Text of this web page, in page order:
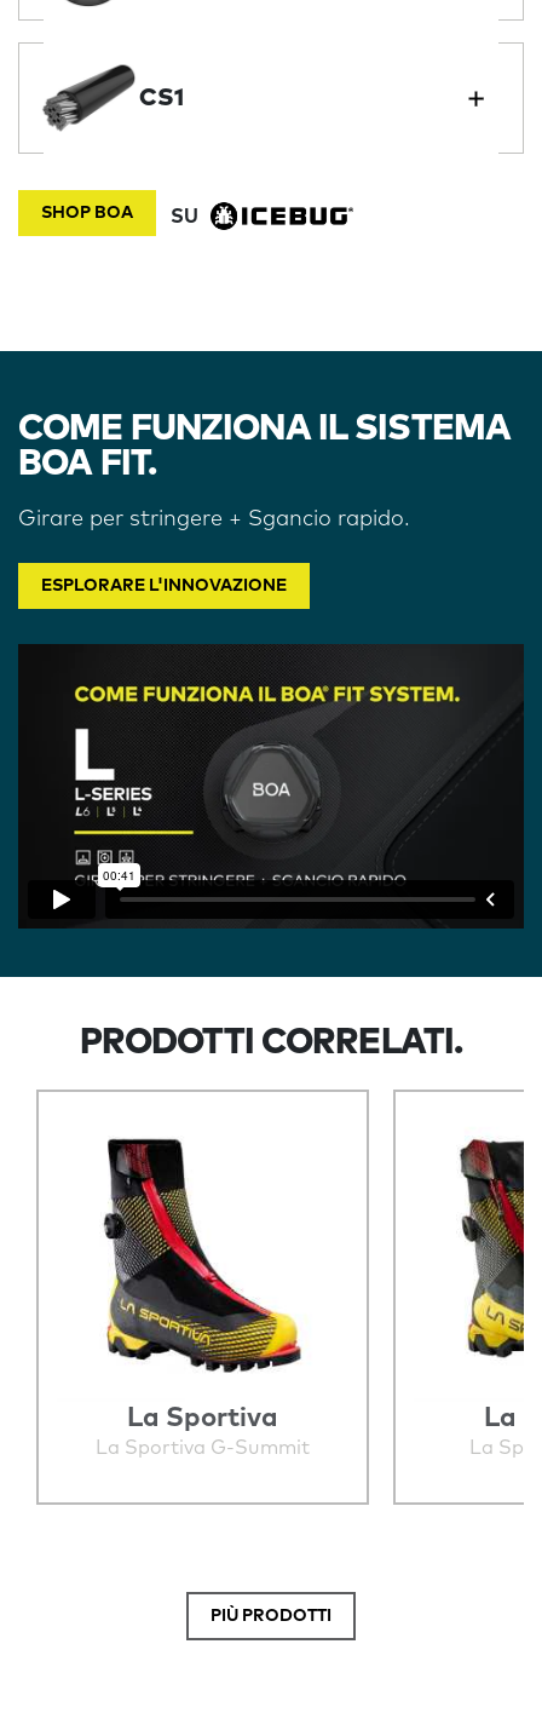
CS1
SHOP BOA SU
COME FUNZIONA IL SISTEMA
BOA FIT.
Girare per stringere + Sgancio rapido.
ESPLORARE L'INNOVAZIONE
PRODOTTI CORRELATI.
La Sportiva
La Sportiva G-Summit
La
La
PIÙ PRODOTTI